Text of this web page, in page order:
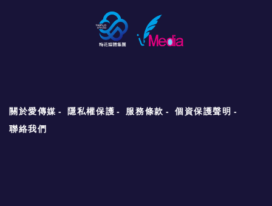
關於愛傳媒 隱私權保護 服務條款
個資保護聲明
聯絡我們